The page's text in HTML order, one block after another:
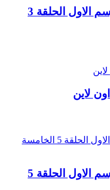
مسلسل The Penguin الموسم الاول الحلقة 3
مسلسل The Penguin الموسم الاول الحلقة 5